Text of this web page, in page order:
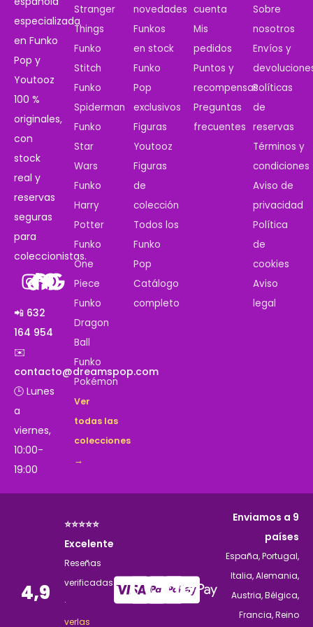
especializada
en Funko
Pop y
Youtooz
100 %
originales,
con
stock
real y
reservas
seguras
para
coleccionistas.
📲 632
164 954
✉️
contacto@dreamspop.com
🕒 Lunes
a
viernes,
10:00-
19:00
Stranger
Things
Funko
Stitch
Funko
Spiderman
Funko
Star
Wars
Funko
Harry
Potter
Funko
One
Piece
Funko
Dragon
Ball
Funko
Pokémon
Ver
todas las
colecciones
→
novedades
Funkos
en stock
Funko
Pop
exclusivos
Figuras
Youtooz
Figuras
de
colección
Todos los
Funko
Pop
Catálogo
completo
cuenta
Mis
pedidos
Puntos y
recompensas
Preguntas
frecuentes
Sobre
nosotros
Envíos y
Políticas
de
reservas
Términos y
condiciones
Aviso de
privacidad
Política
de
cookies
Aviso
legal
4,9
⭐⭐⭐⭐⭐
Excelente
Reseñas
verificadas
·
verlas
Enviamos a 9
países
España, Portugal,
Italia, Alemania,
Austria, Bélgica,
Francia, Reino